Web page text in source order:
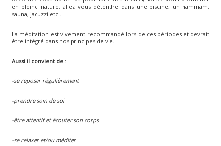
en pleine nature, allez vous détendre dans une piscine, un hammam,
sauna, jacuzzi etc..
La méditation est vivement recommandé lors de ces périodes et devrait
être intégré dans nos principes de vie.
Aussi il convient de:
-se reposer régulièrement
-prendre soin de soi
-être attentif et écouter son corps
-se relaxer et/ou méditer